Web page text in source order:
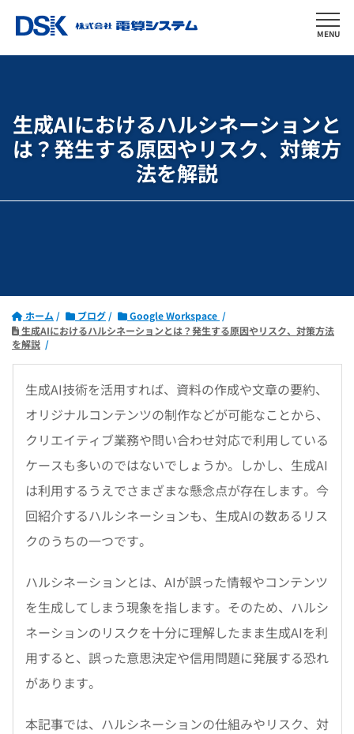
MENU
生成AIにおけるハルシネーションと
は？発生する原因やリスク、対策方
法を解説
ホーム ブログ
Google Workspace
生成AIにおけるハルシネーションとは？発生する原因やリスク、対策方法
を解説
生成AI技術を活用すれば、資料の作成や文章の要約、
オリジナルコンテンツの制作などが可能なことから、
クリエイティブ業務や問い合わせ対応で利用している
ケースも多いのではないでしょうか。しかし、生成AI
は利用するうえでさまざまな懸念点が存在します。今
回紹介するハルシネーションも、生成AIの数あるリス
クのうちの一つです。
ハルシネーションとは、AIが誤った情報やコンテンツ
を生成してしまう現象を指します。そのため、ハルシ
ネーションのリスクを十分に理解したまま生成AIを利
用すると、誤った意思決定や信用問題に発展する恐れ
があります。
本記事では、ハルシネーションの仕組みやリスク、対